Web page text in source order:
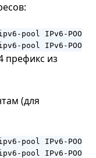
pool IPv6-
pool IPv6-POOL
префикс из
(для
pool IPv6-
pool IPv6-POOL-